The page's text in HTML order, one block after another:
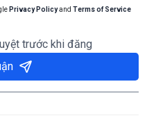
Privacy Policyand Terms of Service
trước khi đăng